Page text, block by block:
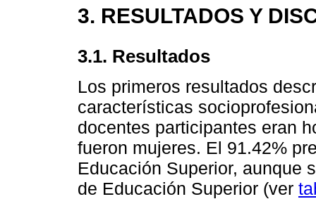
3. RESULTADOS Y
3.1. Resultados
Los primeros resultados
características
docentes participantes eran
fueron mujeres. El 91.42%
Educación Superior, aunque
de Educación Superior (ver